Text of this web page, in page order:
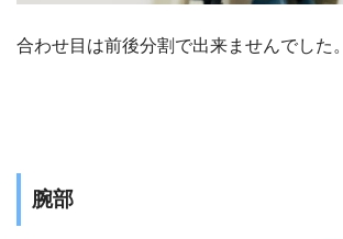
合わせ目は前後分割で出来ませんでした。
腕部